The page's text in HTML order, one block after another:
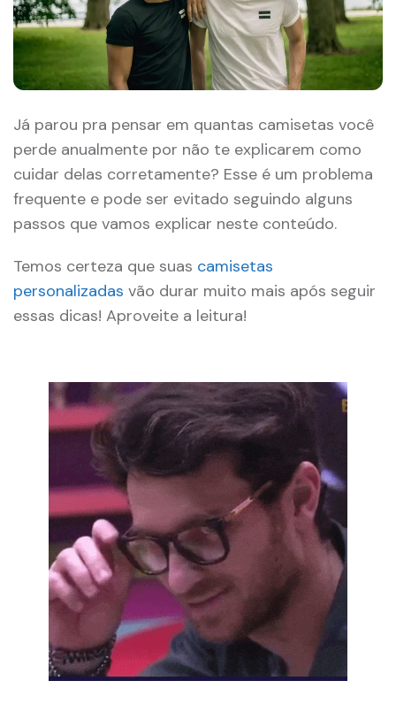
Já parou pra pensar em quantas camisetas você
perde anualmente por não te explicarem como
cuidar delas corretamente? Esse é um problema
frequente e pode ser evitado seguindo alguns
passos que vamos explicar neste conteúdo.
Temos certeza que suas camisetas
personalizadas vão durar muito mais após seguir
essas dicas! Aproveite a leitura!